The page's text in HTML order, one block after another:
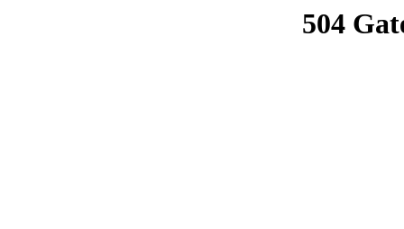
504